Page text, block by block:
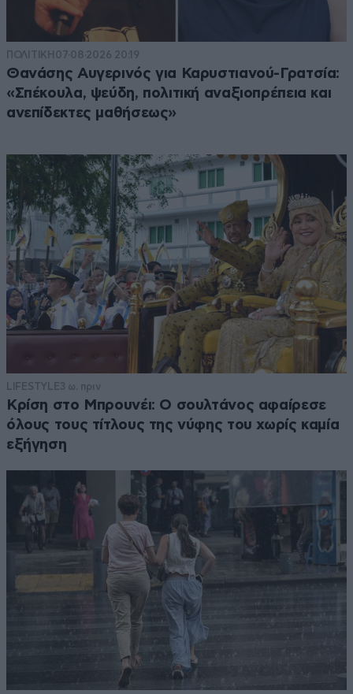
ΠΟΛΙΤΙΚΗ 07·08·2026 20:19
Θανάσης Αυγερινός για Καρυστιανού-Γρατσία:
«Σπέκουλα, ψεύδη, πολιτική αναξιοπρέπεια και
ανεπίδεκτες μαθήσεως»
LIFESTYLE3 ω. πριν
Κρίση στο Μπρουνέι: Ο σουλτάνος αφαίρεσε
όλους τους τίτλους της νύφης του χωρίς καμία
εξήγηση